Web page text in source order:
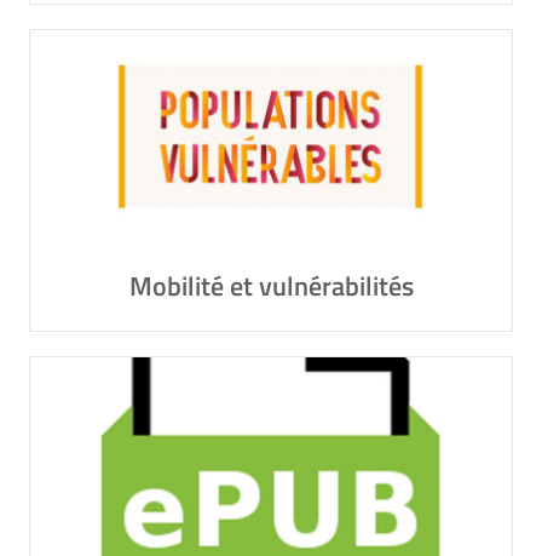
Mobilité et vulnérabilités